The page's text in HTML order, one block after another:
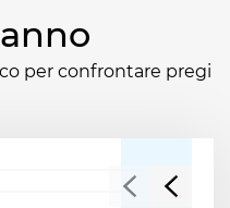
per confrontare pregi